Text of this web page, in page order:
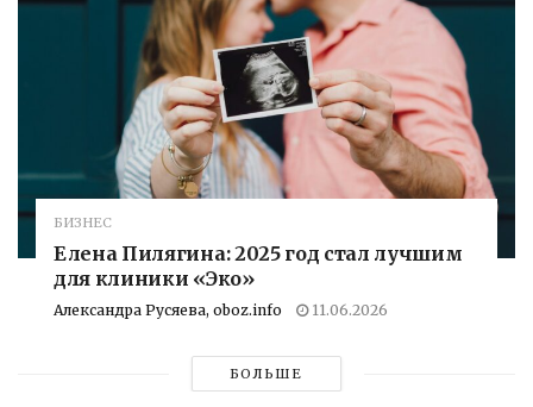
БИЗНЕС
Елена Пилягина: 2025 год стал лучшим
для клиники «Эко»
Александра Русяева, oboz.info 11.06.2026
БОЛЬШЕ